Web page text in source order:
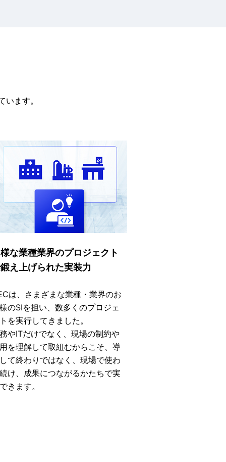
ます。
な業種業界のプロジェクト
え上げられた実装力
は、さまざまな業種・業界のお
のSIを担い、数多くのプロジェ
を実行してきました。
やITだけでなく、現場の制約や
を理解して取組むからこそ、導
て終わりではなく、現場で使わ
け、成果につながるかたちで実
きます。